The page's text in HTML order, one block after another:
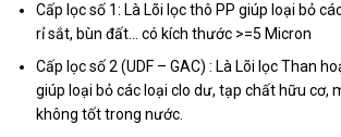
Cấp lọc số 1: Là Lõi lọc thô PP giúp loại bỏ
rỉ sắt, bùn đất… có kích thước >=5 Micron
Cấp lọc số 2 (UDF – GAC) : Là Lõi lọc Than
giúp loại bỏ các loại clo dư, tạp chất hữu cơ,
không tốt trong nước.